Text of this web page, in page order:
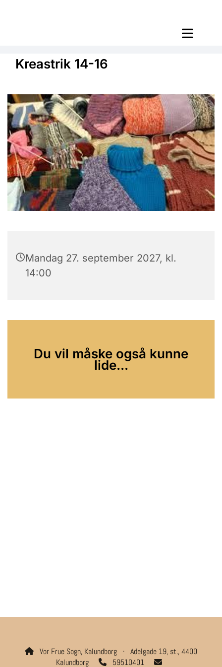
Kreastrik 14-16
Mandag 27. september 2027, kl.
14:00
Du vil måske også kunne
lide...

Vor Frue Sogn, Kalundborg · Adelgade 19, st., 4400
Kalundborg
 59510401 